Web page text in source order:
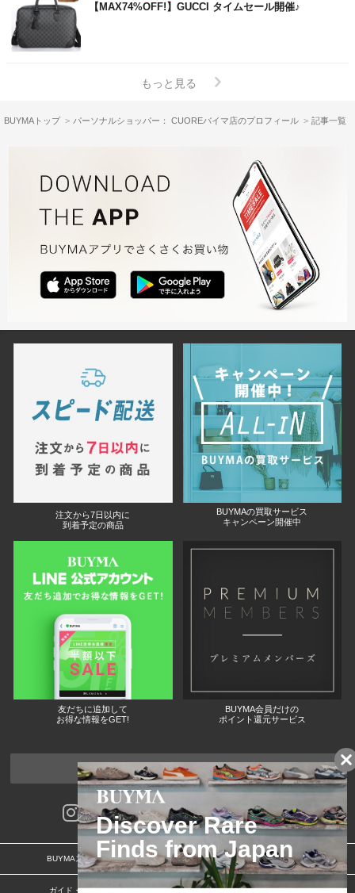
【MAX74%OFF!】GUCCI タイムセール開催♪
もっと見る
BUYMAトップ パーソナルショッパー： CUOREバイマ店のプロフィール 記事一覧
注文から7日以内に
到着予定の商品
BUYMAの買取サービス
キャンペーン開催中
友だちに追加して
お得な情報をGET!
BUYMA会員だけの
ポイント還元サービス
ページトップへ
BUYMAスタートガイド 安心への取り組み
ガイド・お問い合わせ かんたん購入ガイド